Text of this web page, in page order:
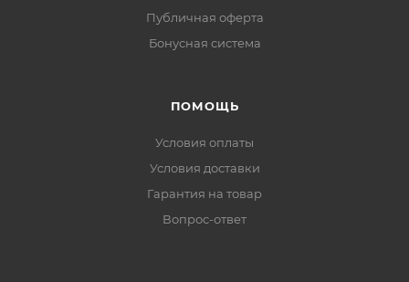
Публичная оферта
Бонусная система
ПОМОЩЬ
Условия оплаты
Условия доставки
Гарантия на товар
Вопрос-ответ